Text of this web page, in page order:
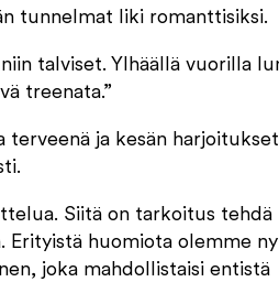
tunnelmat liki romanttisiksi.
talviset. Ylhäällä vuorilla
treenata.”
terveenä ja kesän harjoitukset
Siitä on tarkoitus tehdä
Erityistä huomiota olemme
joka mahdollistaisi entistä